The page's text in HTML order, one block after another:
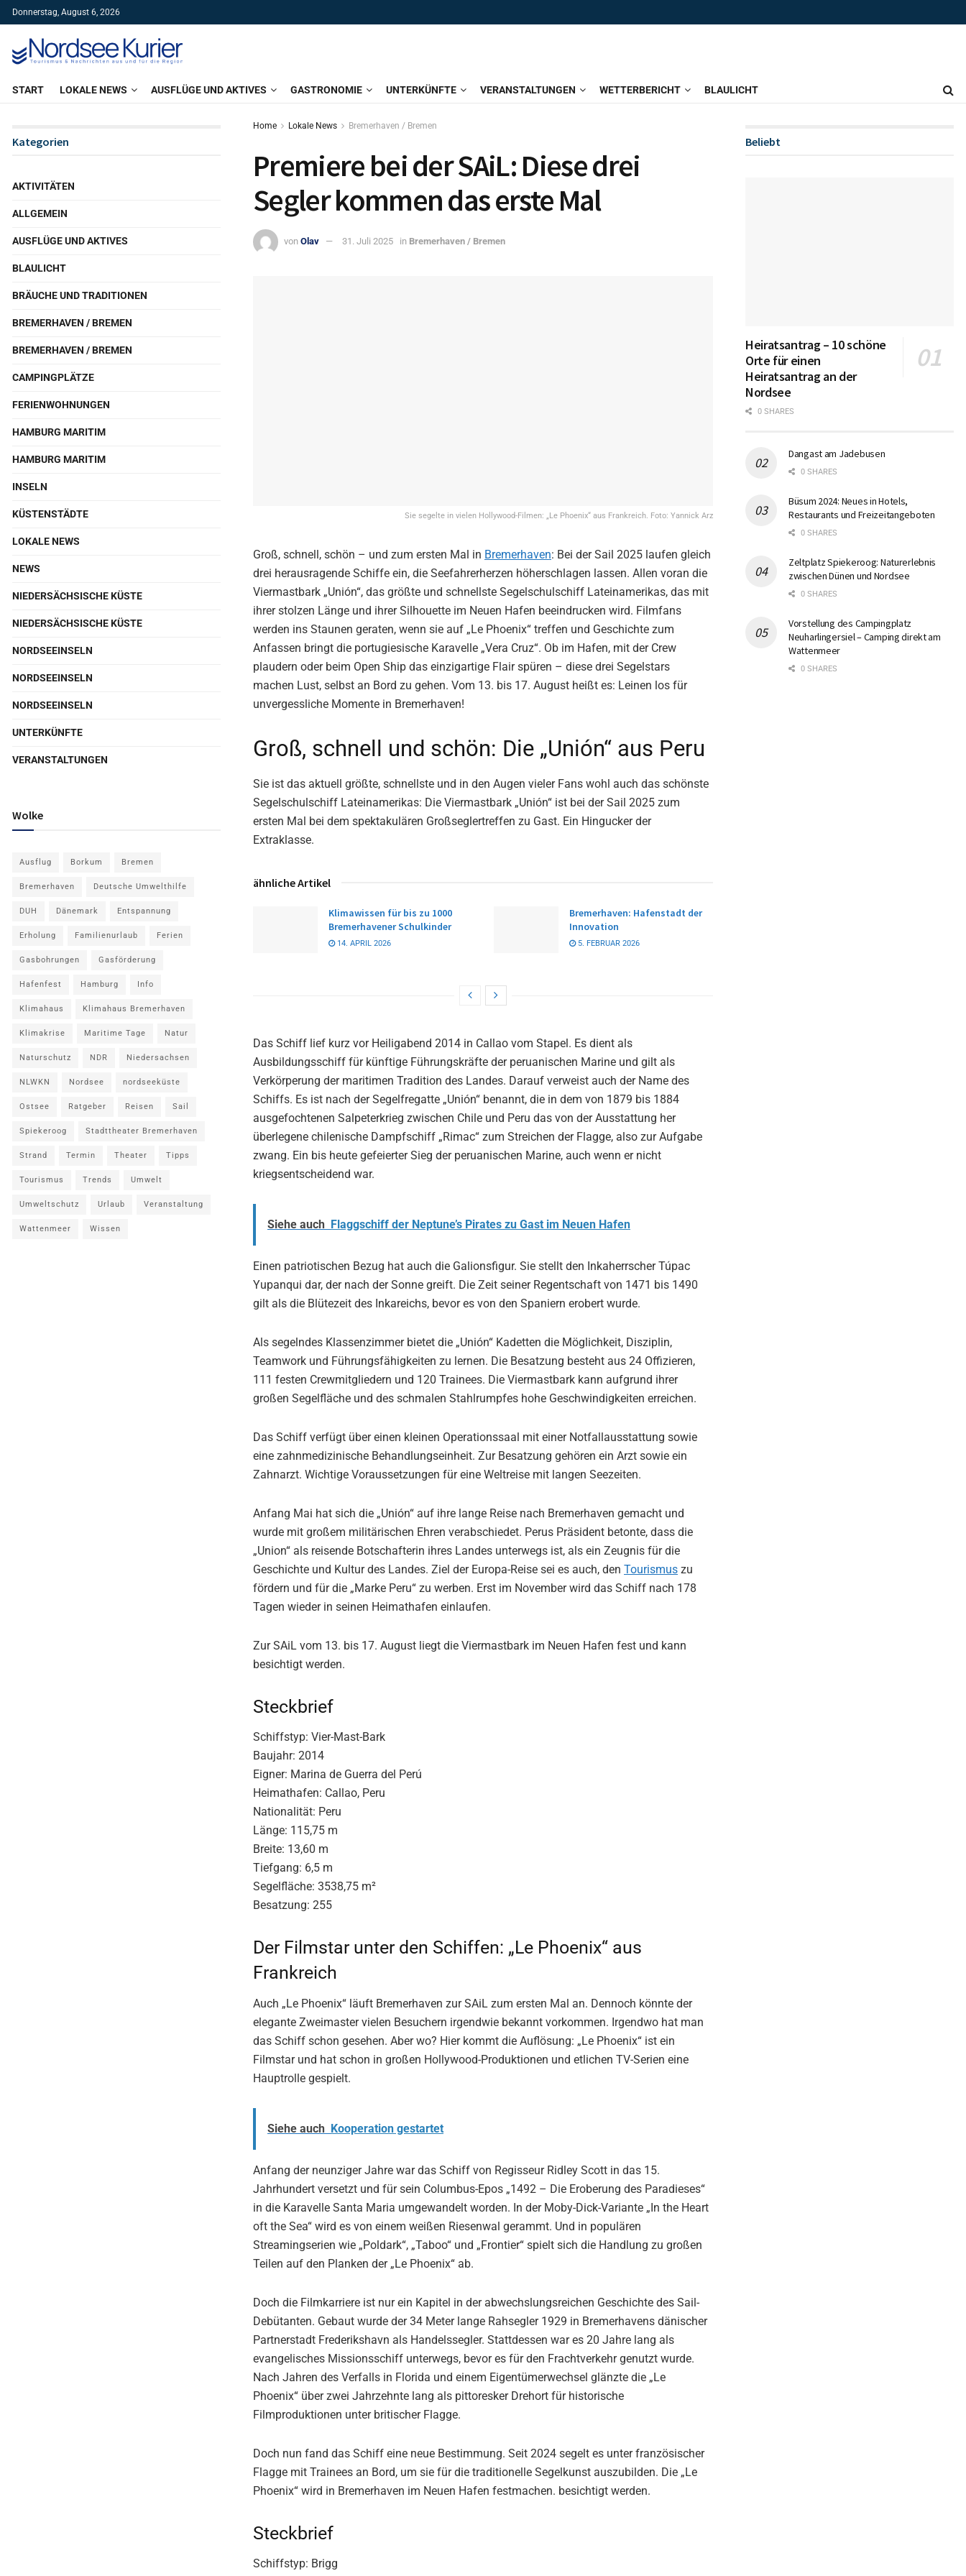
Donnerstag, August 6, 2026
START LOKALE NEWS AUSFLÜGE UND AKTIVES GASTRONOMIE UNTERKÜNFTE VERANSTALTUNGEN WETTERBERICHT BLAULICHT
Home Lokale News Bremerhaven / Bremen
Premiere bei der SAiL: Diese drei
Segler kommen das erste Mal
von Olav 31. Juli 2025 in Bremerhaven / Bremen
Sie segelte in vielen Hollywood-Filmen: „Le Phoenix“ aus Frankreich. Foto: Yannick Arz
Groß, schnell, schön – und zum ersten Mal in Bremerhaven: Bei der Sail 2025 laufen gleich
drei herausragende Schiffe ein, die Seefahrerherzen höherschlagen lassen. Allen voran die
Viermastbark „Unión“, das größte und schnellste Segelschulschiff Lateinamerikas, das mit
ihrer stolzen Länge und ihrer Silhouette im Neuen Hafen beeindrucken wird. Filmfans
werden ins Staunen geraten, wenn sie auf „Le Phoenix“ treffen und Geschichte zum
Anfassen bringt die portugiesische Karavelle „Vera Cruz“. Ob im Hafen, mit der Crew
plaudern oder beim Open Ship das einzigartige Flair spüren – diese drei Segelstars
machen Lust, selbst an Bord zu gehen. Vom 13. bis 17. August heißt es: Leinen los für
unvergessliche Momente in Bremerhaven!
Groß, schnell und schön: Die „Unión“ aus Peru
Sie ist das aktuell größte, schnellste und in den Augen vieler Fans wohl auch das schönste
Segelschulschiff Lateinamerikas: Die Viermastbark „Unión“ ist bei der Sail 2025 zum
ersten Mal bei dem spektakulären Großseglertreffen zu Gast. Ein Hingucker der
Extraklasse.
ähnliche Artikel
Klimawissen für bis zu 1000
Bremerhavener Schulkinder
14. APRIL 2026
Bremerhaven: Hafenstadt der
Innovation
5. FEBRUAR 2026
Das Schiff lief kurz vor Heiligabend 2014 in Callao vom Stapel. Es dient als
Ausbildungsschiff für künftige Führungskräfte der peruanischen Marine und gilt als
Verkörperung der maritimen Tradition des Landes. Darauf verweist auch der Name des
Schiffs. Es ist nach der Segelfregatte „Unión“ benannt, die in dem von 1879 bis 1884
ausgefochtenen Salpeterkrieg zwischen Chile und Peru das von der Ausstattung her
überlegene chilenische Dampfschiff „Rimac“ zum Streichen der Flagge, also zur Aufgabe
zwang. Ein bis heute gefeierter Sieg der peruanischen Marine, auch wenn er nicht
kriegsentscheidend war.
Siehe auch Flaggschiff der Neptune’s Pirates zu Gast im Neuen Hafen
Einen patriotischen Bezug hat auch die Galionsfigur. Sie stellt den Inkaherrscher Túpac
Yupanqui dar, der nach der Sonne greift. Die Zeit seiner Regentschaft von 1471 bis 1490
gilt als die Blütezeit des Inkareichs, bevor es von den Spaniern erobert wurde.
Als segelndes Klassenzimmer bietet die „Unión“ Kadetten die Möglichkeit, Disziplin,
Teamwork und Führungsfähigkeiten zu lernen. Die Besatzung besteht aus 24 Offizieren,
111 festen Crewmitgliedern und 120 Trainees. Die Viermastbark kann aufgrund ihrer
großen Segelfläche und des schmalen Stahlrumpfes hohe Geschwindigkeiten erreichen.
Das Schiff verfügt über einen kleinen Operationssaal mit einer Notfallausstattung sowie
eine zahnmedizinische Behandlungseinheit. Zur Besatzung gehören ein Arzt sowie ein
Zahnarzt. Wichtige Voraussetzungen für eine Weltreise mit langen Seezeiten.
Anfang Mai hat sich die „Unión“ auf ihre lange Reise nach Bremerhaven gemacht und
wurde mit großem militärischen Ehren verabschiedet. Perus Präsident betonte, dass die
„Union“ als reisende Botschafterin ihres Landes unterwegs ist, als ein Zeugnis für die
Geschichte und Kultur des Landes. Ziel der Europa-Reise sei es auch, den Tourismus zu
fördern und für die „Marke Peru“ zu werben. Erst im November wird das Schiff nach 178
Tagen wieder in seinen Heimathafen einlaufen.
Zur SAiL vom 13. bis 17. August liegt die Viermastbark im Neuen Hafen fest und kann
besichtigt werden.
Steckbrief
Schiffstyp: Vier-Mast-Bark
Baujahr: 2014
Eigner: Marina de Guerra del Perú
Heimathafen: Callao, Peru
Nationalität: Peru
Länge: 115,75 m
Breite: 13,60 m
Tiefgang: 6,5 m
Segelfläche: 3538,75 m²
Besatzung: 255
Der Filmstar unter den Schiffen: „Le Phoenix“ aus
Frankreich
Auch „Le Phoenix“ läuft Bremerhaven zur SAiL zum ersten Mal an. Dennoch könnte der
elegante Zweimaster vielen Besuchern irgendwie bekannt vorkommen. Irgendwo hat man
das Schiff schon gesehen. Aber wo? Hier kommt die Auflösung: „Le Phoenix“ ist ein
Filmstar und hat schon in großen Hollywood-Produktionen und etlichen TV-Serien eine
Hauptrolle gespielt.
Siehe auch Kooperation gestartet
Anfang der neunziger Jahre war das Schiff von Regisseur Ridley Scott in das 15.
Jahrhundert versetzt und für sein Columbus-Epos „1492 – Die Eroberung des Paradieses“
in die Karavelle Santa Maria umgewandelt worden. In der Moby-Dick-Variante „In the Heart
oft the Sea“ wird es von einem weißen Riesenwal gerammt. Und in populären
Streamingserien wie „Poldark“, „Taboo“ und „Frontier“ spielt sich die Handlung zu großen
Teilen auf den Planken der „Le Phoenix“ ab.
Doch die Filmkarriere ist nur ein Kapitel in der abwechslungsreichen Geschichte des Sail-
Debütanten. Gebaut wurde der 34 Meter lange Rahsegler 1929 in Bremerhavens dänischer
Partnerstadt Frederikshavn als Handelssegler. Stattdessen war es 20 Jahre lang als
evangelisches Missionsschiff unterwegs, bevor es für den Frachtverkehr genutzt wurde.
Nach Jahren des Verfalls in Florida und einem Eigentümerwechsel glänzte die „Le
Phoenix“ über zwei Jahrzehnte lang als pittoresker Drehort für historische
Filmproduktionen unter britischer Flagge.
Doch nun fand das Schiff eine neue Bestimmung. Seit 2024 segelt es unter französischer
Flagge mit Trainees an Bord, um sie für die traditionelle Segelkunst auszubilden. Die „Le
Phoenix“ wird in Bremerhaven im Neuen Hafen festmachen. besichtigt werden.
Steckbrief
Schiffstyp: Brigg
Kategorien
AKTIVITÄTEN
ALLGEMEIN
AUSFLÜGE UND AKTIVES
BLAULICHT
BRÄUCHE UND TRADITIONEN
BREMERHAVEN / BREMEN
BREMERHAVEN / BREMEN
CAMPINGPLÄTZE
FERIENWOHNUNGEN
HAMBURG MARITIM
HAMBURG MARITIM
INSELN
KÜSTENSTÄDTE
LOKALE NEWS
NEWS
NIEDERSÄCHSISCHE KÜSTE
NIEDERSÄCHSISCHE KÜSTE
NORDSEEINSELN
NORDSEEINSELN
NORDSEEINSELN
UNTERKÜNFTE
VERANSTALTUNGEN
Wolke
Ausflug Borkum Bremen
Bremerhaven Deutsche Umwelthilfe
DUH Dänemark Entspannung
Erholung Familienurlaub Ferien
Gasbohrungen Gasförderung
Hafenfest Hamburg Info
Klimahaus Klimahaus Bremerhaven
Klimakrise Maritime Tage Natur
Naturschutz NDR Niedersachsen
NLWKN Nordsee nordseeküste
Ostsee Ratgeber Reisen Sail
Spiekeroog Stadttheater Bremerhaven
Strand Termin Theater Tipps
Tourismus Trends Umwelt
Umweltschutz Urlaub Veranstaltung
Wattenmeer Wissen
Beliebt
Heiratsantrag – 10 schöne
Orte für einen
Heiratsantrag an der
Nordsee
0 SHARES
Dangast am Jadebusen
0 SHARES
Büsum 2024: Neues in Hotels,
Restaurants und Freizeitangeboten
0 SHARES
Zeltplatz Spiekeroog: Naturerlebnis
zwischen Dünen und Nordsee
0 SHARES
Vorstellung des Campingplatz
Neuharlingersiel – Camping direkt am
Wattenmeer
0 SHARES